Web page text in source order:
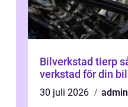
Bilverkstad tierp så väljer du rätt
verkstad för din bil
30 juli 2026
admin